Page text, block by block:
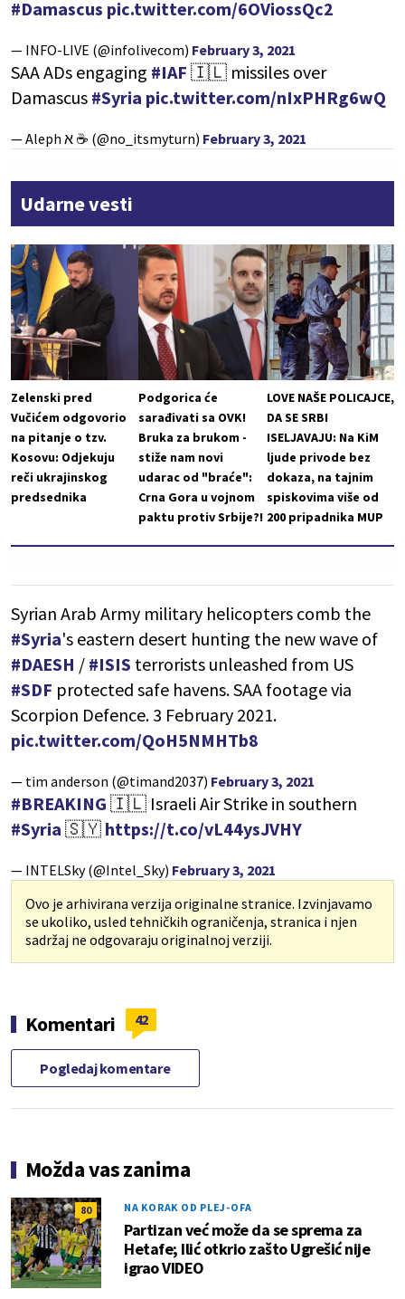
#Damascus pic.twitter.com/6OViossQc2
— INFO-LIVE (@infolivecom) February 3, 2021
SAA ADs engaging #IAF 🇮🇱 missiles over
Damascus #Syria pic.twitter.com/nIxPHRg6wQ
— Aleph א ☕ (@no_itsmyturn) February 3, 2021
Udarne vesti
Zelenski pred
Vučićem odgovorio
na pitanje o tzv.
Kosovu: Odjekuju
reči ukrajinskog
predsednika
Podgorica će
sarađivati sa OVK!
Bruka za brukom -
stiže nam novi
udarac od "braće":
Crna Gora u vojnom
paktu protiv Srbije?!
LOVE NAŠE POLICAJCE,
DA SE SRBI
ISELJAVAJU: Na KiM
ljude privode bez
dokaza, na tajnim
spiskovima više od
200 pripadnika MUP
Syrian Arab Army military helicopters comb the
#Syria's eastern desert hunting the new wave of
#DAESH / #ISIS terrorists unleashed from US
#SDF protected safe havens. SAA footage via
Scorpion Defence. 3 February 2021.
pic.twitter.com/QoH5NMHTb8
— tim anderson (@timand2037) February 3, 2021
#BREAKING 🇮🇱 Israeli Air Strike in southern
#Syria 🇸🇾 https://t.co/vL44ysJVHY
— INTELSky (@Intel_Sky) February 3, 2021
Ovo je arhivirana verzija originalne stranice. Izvinjavamo
se ukoliko, usled tehničkih ograničenja, stranica i njen
sadržaj ne odgovaraju originalnoj verziji.
Komentari 42
Pogledaj komentare
Možda vas zanima
80 NA KORAK OD PLEJ-OFA
Partizan već može da se sprema za
Hetafe; Ilić otkrio zašto Ugrešić nije
igrao VIDEO